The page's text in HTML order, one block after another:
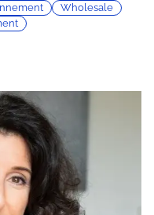
Wholesale